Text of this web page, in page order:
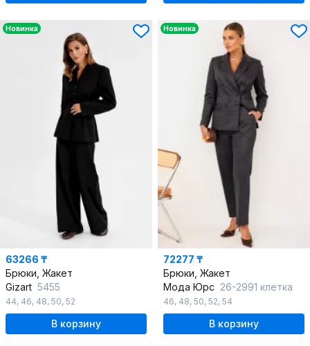
Новинка
63266 ₸
Брюки, Жакет
Gizart 5455
44, 46, 48, 50, 52
В корзину
Новинка
72277 ₸
Брюки, Жакет
Мода Юрс 26-2991 клетка
46, 48, 50, 52, 54
В корзину